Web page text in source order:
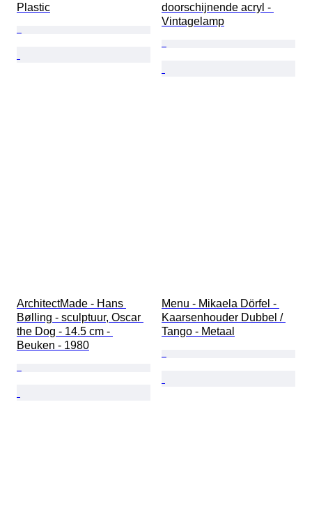
Plastic
doorschijnende acryl -
Vintagelamp
ArchitectMade - Hans
Bølling - sculptuur, Oscar
the Dog - 14.5 cm -
Beuken - 1980
Menu - Mikaela Dörfel -
Kaarsenhouder Dubbel /
Tango - Metaal